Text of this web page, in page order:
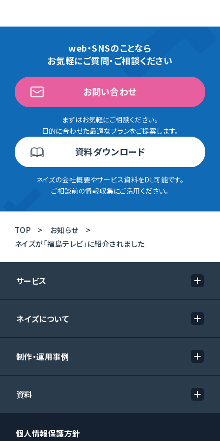
web・SNSのことなら
お気軽にご質問・ご相談ください
お問い合わせ
まずはお気軽にご相談ください。
目的に合わせた最適なプランをご提案します。
資料ダウンロード
ネイズの会社概要やサービス資料をDL可能です。
ご相談前の情報収集にご活用ください。
TOP
お知らせ
ネイズが「福島テレビ」に紹介されました
サービス
ネイズについて
制作・運用事例
資料
個人情報保護方針